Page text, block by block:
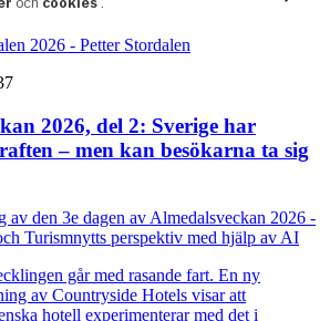
2026, del 2: Sverige har
– men kan besökarna ta sig
av den 3e dagen av Almedalsveckan 2026 -
Turismnytts perspektiv med hjälp av AI